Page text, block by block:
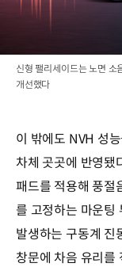
신형 팰리세이드는 노면 소
개선했다
이 밖에도 NVH 성
차체 곳곳에 반영됐
패드를 적용해 풍절
를 고정하는 마운팅
발생하는 구동계 진
창문에 차음 유리를